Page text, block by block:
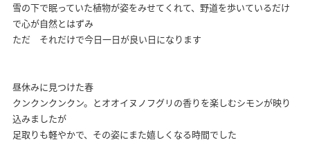
雪の下で眠っていた植物が姿をみせてくれて、野道を歩いているだけ
で心が自然とはずみ
ただ それだけで今日一日が良い日になります
昼休みに見つけた春
クンクンクンクン。とオオイヌノフグリの香りを楽しむシモンが映り
込みましたが
足取りも軽やかで、その姿にまた嬉しくなる時間でした